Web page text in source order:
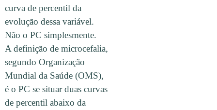
curva de percentil da
evolução dessa variável.
Não o PC simplesmente.
A definição de microcefalia,
segundo Organização
Mundial da Saúde (OMS),
é o PC se situar duas curvas
de percentil abaixo da